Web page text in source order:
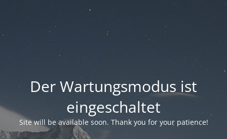
Der Wartungsmodus ist
eingeschaltet
Site will be available soon. Thank you for your patience!